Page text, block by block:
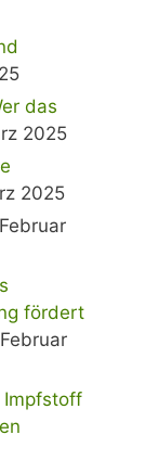
das
2025
2025
fördert
Impfstoff